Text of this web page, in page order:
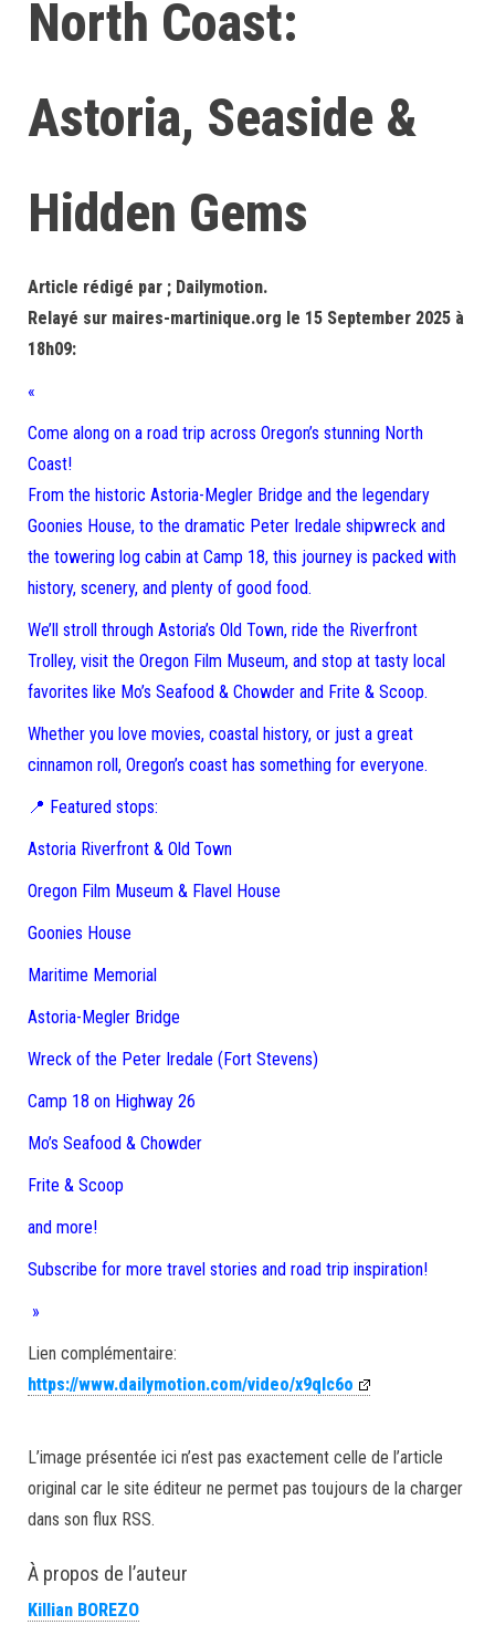
North Coast:
Astoria, Seaside &
Hidden Gems
Article rédigé par ; Dailymotion.
Relayé sur maires-martinique.org le 15 September 2025 à
18h09:
«
Come along on a road trip across Oregon’s stunning North
Coast!
From the historic Astoria-Megler Bridge and the legendary
Goonies House, to the dramatic Peter Iredale shipwreck and
the towering log cabin at Camp 18, this journey is packed with
history, scenery, and plenty of good food.
We’ll stroll through Astoria’s Old Town, ride the Riverfront
Trolley, visit the Oregon Film Museum, and stop at tasty local
favorites like Mo’s Seafood & Chowder and Frite & Scoop.
Whether you love movies, coastal history, or just a great
cinnamon roll, Oregon’s coast has something for everyone.
📍 Featured stops:
Astoria Riverfront & Old Town
Oregon Film Museum & Flavel House
Goonies House
Maritime Memorial
Astoria-Megler Bridge
Wreck of the Peter Iredale (Fort Stevens)
Camp 18 on Highway 26
Mo’s Seafood & Chowder
Frite & Scoop
and more!
Subscribe for more travel stories and road trip inspiration!
»
Lien complémentaire:
https://www.dailymotion.com/video/x9qlc6o
L’image présentée ici n’est pas exactement celle de l’article
original car le site éditeur ne permet pas toujours de la charger
dans son flux RSS.
À propos de l’auteur
Killian BOREZO